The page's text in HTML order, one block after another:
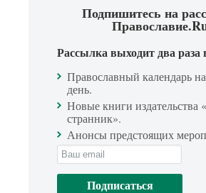
Подпишитесь на
Рассылка выходит два раза
Православный календарь
день.
Новые книги издательства
странник».
Анонсы предстоящих